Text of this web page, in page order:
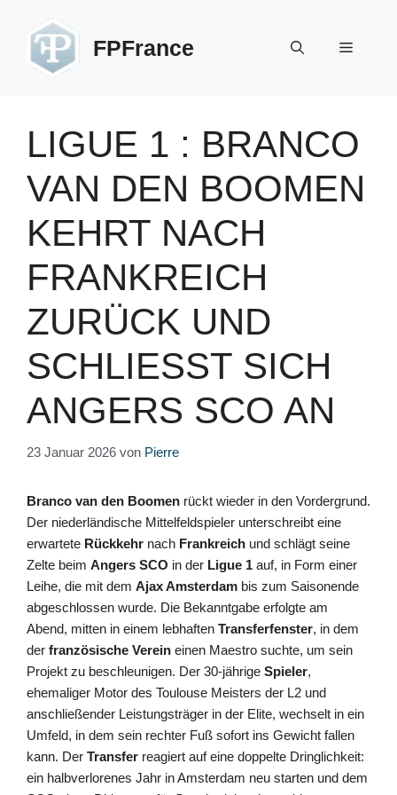
springen
FPFrance Menü
LIGUE 1 : BRANCO
VAN DEN BOOMEN
KEHRT NACH
FRANKREICH
ZURÜCK UND
SCHLIESST SICH A
NGERS SCO AN
23 Januar 2026 von Pierre
Branco van den Boomen rückt wieder in den Vordergrund.
Der niederländische Mittelfeldspieler unterschreibt eine
erwartete Rückkehr nach Frankreich und schlägt seine
Zelte beim Angers SCO in der Ligue 1 auf, in Form einer
Leihe, die mit dem Ajax Amsterdam bis zum Saisonende
abgeschlossen wurde. Die Bekanntgabe erfolgte am
Abend, mitten in einem lebhaften Transferfenster, in dem
der französische Verein einen Maestro suchte, um sein
Projekt zu beschleunigen. Der 30-jährige Spieler,
ehemaliger Motor des Toulouse Meisters der L2 und
anschließender Leistungsträger in der Elite, wechselt in ein
Umfeld, in dem sein rechter Fuß sofort ins Gewicht fallen
kann. Der Transfer reagiert auf eine doppelte Dringlichkeit:
ein halbverlorenes Jahr in Amsterdam neu starten und dem